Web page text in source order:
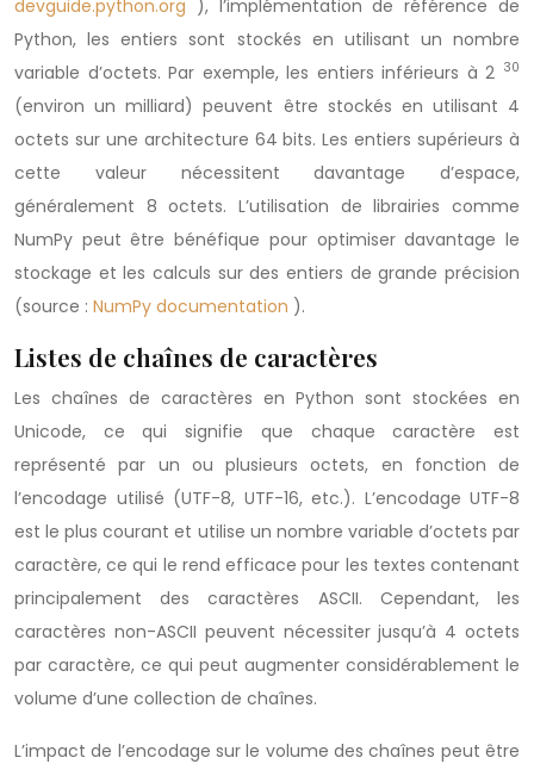
devguide.python.org
), l’implémentation de référence de
Python, les entiers sont stockés en utilisant un nombre
variable d’octets. Par exemple, les entiers inférieurs à 2 30
(environ un milliard) peuvent être stockés en utilisant 4
octets sur une architecture 64 bits. Les entiers supérieurs à
cette valeur nécessitent davantage d’espace,
généralement 8 octets. L’utilisation de librairies comme
NumPy peut être bénéfique pour optimiser davantage le
stockage et les calculs sur des entiers de grande précision
(source : NumPy documentation ).
Listes de chaînes de caractères
Les chaînes de caractères en Python sont stockées en
Unicode, ce qui signifie que chaque caractère est
représenté par un ou plusieurs octets, en fonction de
l’encodage utilisé (UTF-8, UTF-16, etc.). L’encodage UTF-8
est le plus courant et utilise un nombre variable d’octets par
caractère, ce qui le rend efficace pour les textes contenant
principalement des caractères ASCII. Cependant, les
caractères non-ASCII peuvent nécessiter jusqu’à 4 octets
par caractère, ce qui peut augmenter considérablement le
volume d’une collection de chaînes.
L’impact de l’encodage sur le volume des chaînes peut être